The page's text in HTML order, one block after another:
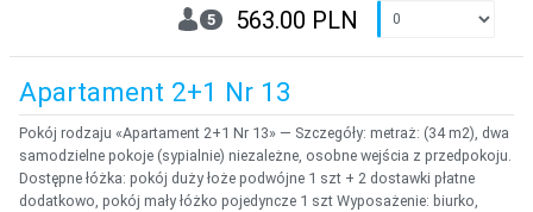
5 563.00 PLN
Apartament 2+1 Nr 13
Pokój rodzaju «Apartament 2+1 Nr 13» — Szczegóły: metraż: (34 m2), dwa
samodzielne pokoje (sypialnie) niezależne, osobne wejścia z przedpokoju.
Dostępne łóżka: pokój duży łoże podwójne 1 szt + 2 dostawki płatne
dodatkowo, pokój mały łóżko pojedyncze 1 szt Wyposażenie: biurko,